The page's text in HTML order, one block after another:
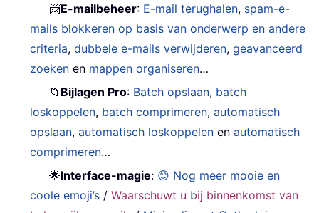
📨E-mailbeheer: E-mail terughalen, spam-e-
mails blokkeren op basis van onderwerp en andere
criteria,dubbele e-mails verwijderen,geavanceerd
zoeken en mappen organiseren…
📁 Bijlagen Pro: Batch opslaan, batch
loskoppelen, batch comprimeren,automatisch
opslaan,automatisch loskoppelen enautomatisch
comprimeren…
🌟Interface-magie: 😊 Nog meer mooie en
coole emoji’s /Waarschuwt u bij binnenkomst van